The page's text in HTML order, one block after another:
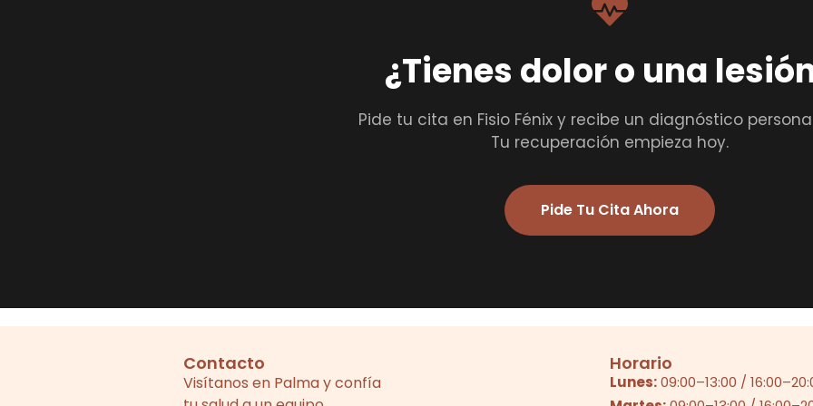
¿Tienes dolor o una
Pide tu cita en Fisio Fénix y recibe un diagnóstico
Tu recuperación empieza hoy.
Pide Tu Cita Ahora
Contacto
Visítanos en Palma y confía
Horario
Lunes:09:00–13:00 / 16:00–